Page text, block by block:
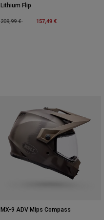
Lithium Flip
Price reduced from
209,99 €to 157,49 €
MX-9 ADV Mips Compass